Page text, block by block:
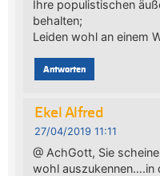
Ihre populistischen
behalten;
Leiden wohl an einem
Antworten
Ekel Alfred
27/04/2019 11:11
@ AchGott, Sie
wohl auszukennen….in